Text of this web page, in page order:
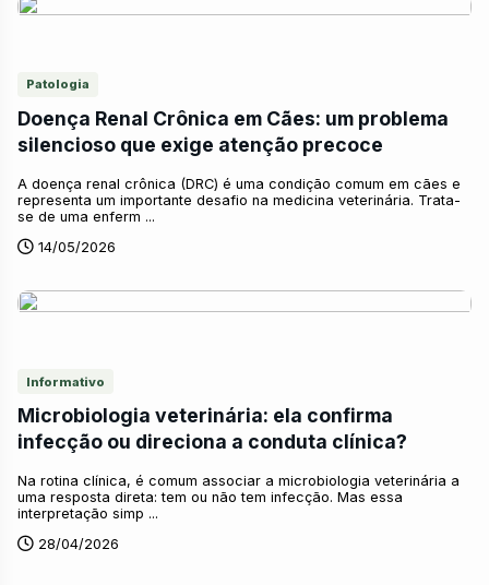
Patologia
Doença Renal Crônica em Cães: um problema
silencioso que exige atenção precoce
A doença renal crônica (DRC) é uma condição comum em cães e
representa um importante desafio na medicina veterinária. Trata-
se de uma enferm ...
14/05/2026
Informativo
Microbiologia veterinária: ela confirma
infecção ou direciona a conduta clínica?
Na rotina clínica, é comum associar a microbiologia veterinária a
uma resposta direta: tem ou não tem infecção. Mas essa
interpretação simp ...
28/04/2026